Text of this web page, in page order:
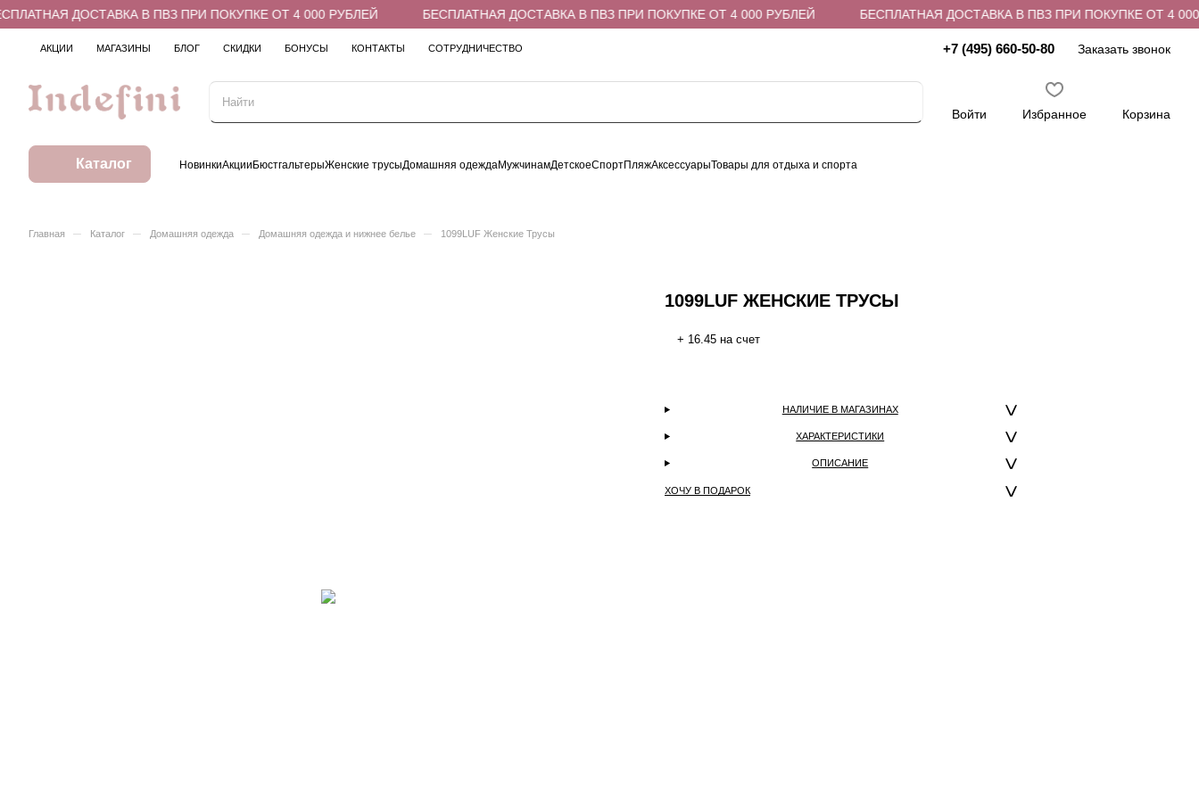
ДОСТАВКА В ПВЗ ПРИ ПОКУПКЕ ОТ 4 000 РУБЛЕЙ БЕСПЛАТНАЯ ДОСТАВКА В ПВЗ ПРИ ПОКУПКЕ ОТ 4 000 РУБЛЕЙ БЕСПЛАТНАЯ ДОСТАВКА В ПВЗ ПРИ ПОКУПКЕ ОТ 4 000
АКЦИИ МАГАЗИНЫ БЛОГ СКИДКИ БОНУСЫ КОНТАКТЫ СОТРУДНИЧЕСТВО +7 (495) 660-50-80 Заказать звонок
Войти Избранное Корзина
Каталог НовинкиАкцииБюстгальтерыЖенские трусыДомашняя одеждаМужчинамДетскоеСпортПляжАксессуарыТовары для отдыха и спорта
Главная – Каталог – Домашняя одежда – Домашняя одежда и нижнее белье – 1099LUF Женские Трусы
1099LUF ЖЕНСКИЕ ТРУСЫ
+ 16.45 на счет
НАЛИЧИЕ В МАГАЗИНАХ
ХАРАКТЕРИСТИКИ
ОПИСАНИЕ
ХОЧУ В ПОДАРОК